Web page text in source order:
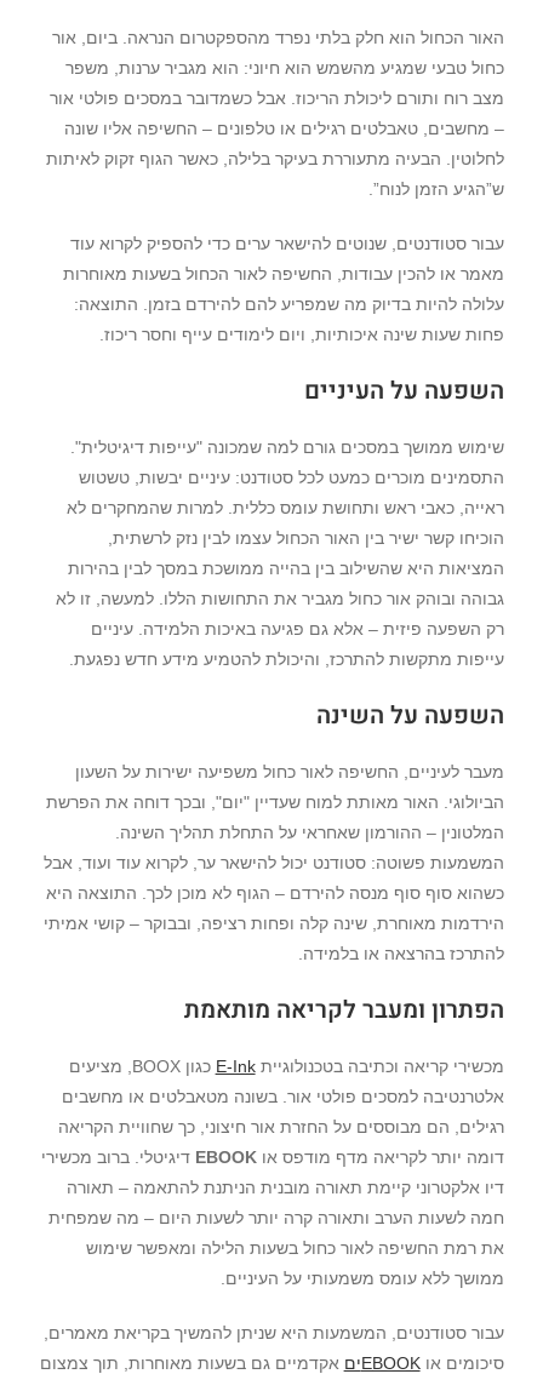
האור הכחול הוא חלק בלתי נפרד מהספקטרום הנראה. ביום, אור
כחול טבעי שמגיע מהשמש הוא חיוני: הוא מגביר ערנות, משפר
מצב רוח ותורם ליכולת הריכוז. אבל כשמדובר במסכים פולטי אור
– מחשבים, טאבלטים רגילים או טלפונים – החשיפה אליו שונה
לחלוטין. הבעיה מתעוררת בעיקר בלילה, כאשר הגוף זקוק לאיתות
ש”הגיע הזמן לנוח”.
עבור סטודנטים, שנוטים להישאר ערים כדי להספיק לקרוא עוד
מאמר או להכין עבודות, החשיפה לאור הכחול בשעות מאוחרות
עלולה להיות בדיוק מה שמפריע להם להירדם בזמן. התוצאה:
פחות שעות שינה איכותיות, ויום לימודים עייף וחסר ריכוז.
השפעה על העיניים
שימוש ממושך במסכים גורם למה שמכונה "עייפות דיגיטלית".
התסמינים מוכרים כמעט לכל סטודנט: עיניים יבשות, טשטוש
ראייה, כאבי ראש ותחושת עומס כללית. למרות שהמחקרים לא
הוכיחו קשר ישיר בין האור הכחול עצמו לבין נזק לרשתית,
המציאות היא שהשילוב בין בהייה ממושכת במסך לבין בהירות
גבוהה ובוהק אור כחול מגביר את התחושות הללו. למעשה, זו לא
רק השפעה פיזית – אלא גם פגיעה באיכות הלמידה. עיניים
עייפות מתקשות להתרכז, והיכולת להטמיע מידע חדש נפגעת.
השפעה על השינה
מעבר לעיניים, החשיפה לאור כחול משפיעה ישירות על השעון
הביולוגי. האור מאותת למוח שעדיין "יום", ובכך דוחה את הפרשת
המלטונין – ההורמון שאחראי על התחלת תהליך השינה.
המשמעות פשוטה: סטודנט יכול להישאר ער, לקרוא עוד ועוד, אבל
כשהוא סוף סוף מנסה להירדם – הגוף לא מוכן לכך. התוצאה היא
הירדמות מאוחרת, שינה קלה ופחות רציפה, ובבוקר – קושי אמיתי
להתרכז בהרצאה או בלמידה.
הפתרון ומעבר לקריאה מותאמת
מכשירי קריאה וכתיבה בטכנולוגייתE-Ink
כגון BOOX, מציעים
אלטרנטיבה למסכים פולטי אור. בשונה מטאבלטים או מחשבים
רגילים, הם מבוססים על החזרת אור חיצוני, כך שחוויית הקריאה
דומה יותר לקריאה מדף מודפס אוEBOOK דיגיטלי. ברוב מכשירי
דיו אלקטרוני קיימת תאורה מובנית הניתנת להתאמה – תאורה
חמה לשעות הערב ותאורה קרה יותר לשעות היום – מה שמפחית
את רמת החשיפה לאור כחול בשעות הלילה ומאפשר שימוש
ממושך ללא עומס משמעותי על העיניים.
עבור סטודנטים, המשמעות היא שניתן להמשיך בקריאת מאמרים,
סיכומים אוEBOOKים
אקדמיים גם בשעות מאוחרות, תוך צמצום